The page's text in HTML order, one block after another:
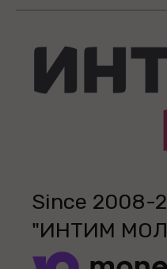
Since 2008-
"ИНТИМ